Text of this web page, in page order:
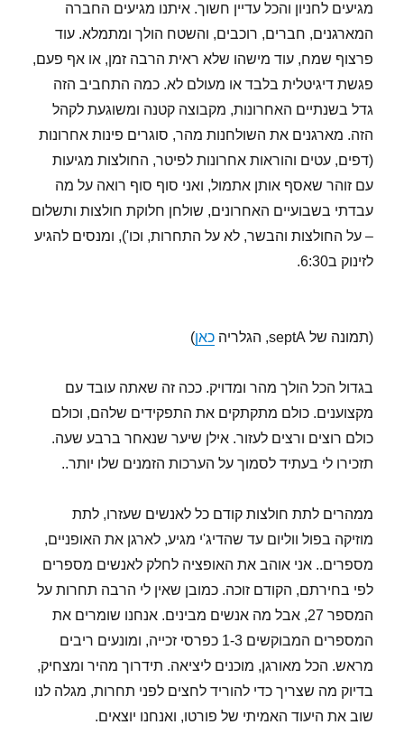
מגיעים לחניון והכל עדיין חשוך. איתנו מגיעים החברה
המארגנים, חברים, רוכבים, והשטח הולך ומתמלא. עוד
פרצוף שמח, עוד מישהו שלא ראית הרבה זמן, או אף פעם,
פגשת דיגיטלית בלבד או מעולם לא. כמה התחביב הזה
גדל בשנתיים האחרונות, מקבוצה קטנה ומשוגעת לקהל
הזה. מארגנים את השולחנות מהר, סוגרים פינות אחרונות
(דפים, עטים והוראות אחרונות לפיטר, החולצות מגיעות
עם זוהר שאסף אותן אתמול, ואני סוף סוף רואה על מה
עבדתי בשבועיים האחרונים, שולחן חלוקת חולצות ותשלום
– על החולצות והבשר, לא על התחרות, וכו'), ומנסים להגיע
לזינוק ב6:30.
(תמונה של septA, הגלריה כאן)
בגדול הכל הולך מהר ומדויק. ככה זה שאתה עובד עם
מקצוענים. כולם מתקתקים את התפקידים שלהם, וכולם
כולם רוצים ורצים לעזור. אילן שיער שנאחר ברבע שעה.
תזכירו לי בעתיד לסמוך על הערכות הזמנים שלו יותר..
ממהרים לתת חולצות קודם כל לאנשים שעזרו, לתת
מוזיקה בפול ווליום עד שהדיג'י מגיע, לארגן את האופניים,
מספרים.. אני אוהב את האופציה לחלק לאנשים מספרים
לפי בחירתם, הקודם זוכה. כמובן שאין לי הרבה תחרות על
המספר 27, אבל מה אנשים מבינים. אנחנו שומרים את
המספרים המבוקשים 1-3 כפרסי זכייה, ומונעים ריבים
מראש. הכל מאורגן, מוכנים ליציאה. תידרוך מהיר ומצחיק,
בדיוק מה שצריך כדי להוריד לחצים לפני תחרות, מגלה לנו
שוב את היעוד האמיתי של פורטו, ואנחנו יוצאים.